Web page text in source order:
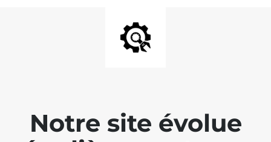
Notre site évolue